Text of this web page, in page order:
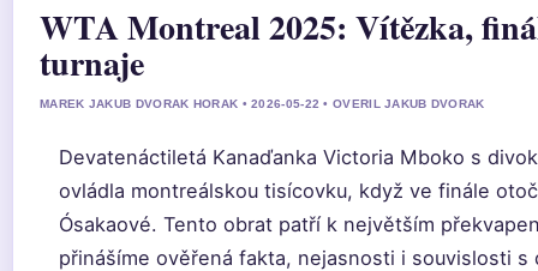
WTA Montreal 2025: Vítězka,
turnaje
MAREK JAKUB DVORAK HORAK • 2026-05-22 • OVERIL JAKUB DVORAK
Devatenáctiletá Kanaďanka Victoria Mboko s
ovládla montreálskou tisícovku, když ve finále
Ósakaové. Tento obrat patří k největším
přinášíme ověřená fakta, nejasnosti i souvislosti s